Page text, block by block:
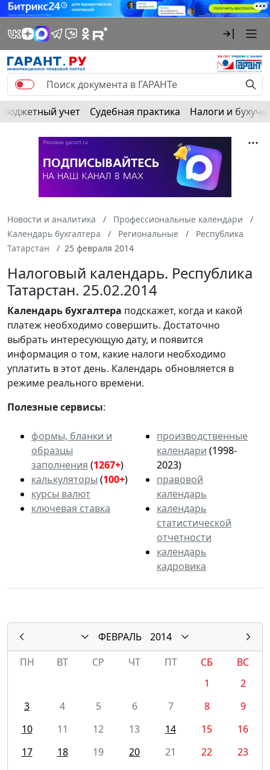
Бюджетный учет Судебная практика Налоги и
Новости и аналитика
Профессиональные календари
Календарь бухгалтера
Региональные
Республика
Татарстан
25 февраля 2014
Налоговый календарь. Республика
Татарстан. 25.02.2014
Календарьбухгалтера подскажет, когда и какой
платеж необходимо совершить. Достаточно
выбрать интересующую дату, и появится
информация о том, какие налоги необходимо
уплатить в этот день. Календарь обновляется в
режиме реального времени.
Полезные сервисы:
формы, бланки и
образцы
заполнения (1267+)
калькуляторы (100+)
курсы валют
ключевая ставка
производственные
календари (1998-
2023)
правовой
календарь
календарь
статистической
отчетности
календарь
кадровика
ФЕВРАЛЬ
2014
ПН
ВТ СР ЧТ ПТ СБ
ВС
1
2
3
4 5 6 7 8
9
10
11 12 13 14 15
16
17
18 19 20 21 22
23